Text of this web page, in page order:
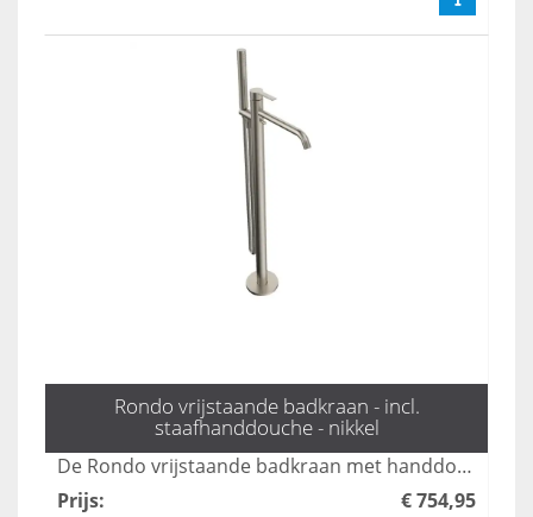
Rondo vrijstaande badkraan - incl.
staafhanddouche - nikkel
De Rondo vrijstaande badkraan met handdouche in mat zwart combineert stijl en functionaliteit, perfect voor moderne badkamers. Met een elegante uitstraling en gebruiksvriendelijke bediening biedt deze kraan een luxe ervaring tijdens uw badmomenten. Dankzij het duurzame ontwerp en de hoogwaardige afwerking is dit product een ideale keuze voor elk interieur.
Prijs: € 754,95